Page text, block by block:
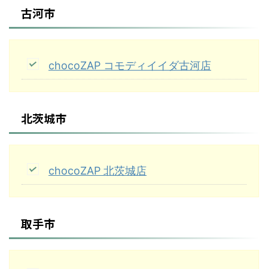
古河市
chocoZAP コモディイイダ古河店
北茨城市
chocoZAP 北茨城店
取手市